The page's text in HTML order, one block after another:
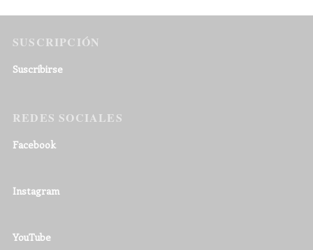
SUSCRIPCIÓN
Suscribirse
REDES SOCIALES
Facebook
Instagram
YouTube